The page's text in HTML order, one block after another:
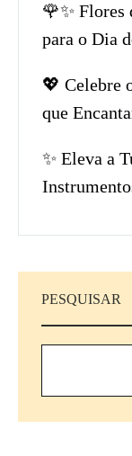
🌹✨ Flores
para o Dia
💖 Celebre
que
✨ Eleva a
PESQUISAR